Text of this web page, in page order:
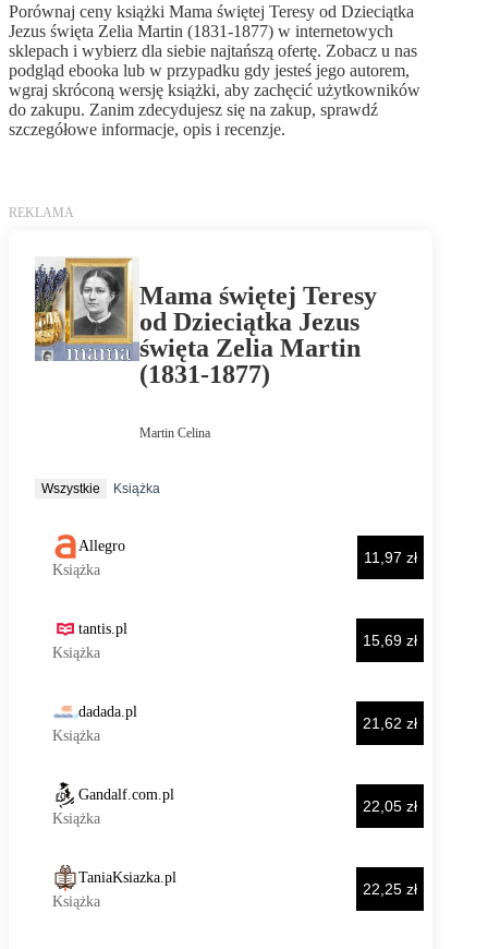
Porównaj ceny książki Mama świętej Teresy od Dzieciątka
Jezus święta Zelia Martin (1831-1877) w internetowych
sklepach i wybierz dla siebie najtańszą ofertę. Zobacz u nas
podgląd ebooka lub w przypadku gdy jesteś jego autorem,
wgraj skróconą wersję książki, aby zachęcić użytkowników
do zakupu. Zanim zdecydujesz się na zakup, sprawdź
szczegółowe informacje, opis i recenzje.